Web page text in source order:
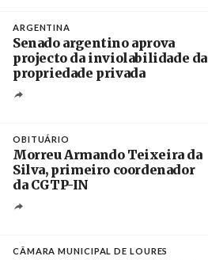
ARGENTINA
Senado argentino aprova
projecto da inviolabilidade da
propriedade privada
OBITUÁRIO
Morreu Armando Teixeira da
Silva, primeiro coordenador
da CGTP-IN
CÂMARA MUNICIPAL DE LOURES